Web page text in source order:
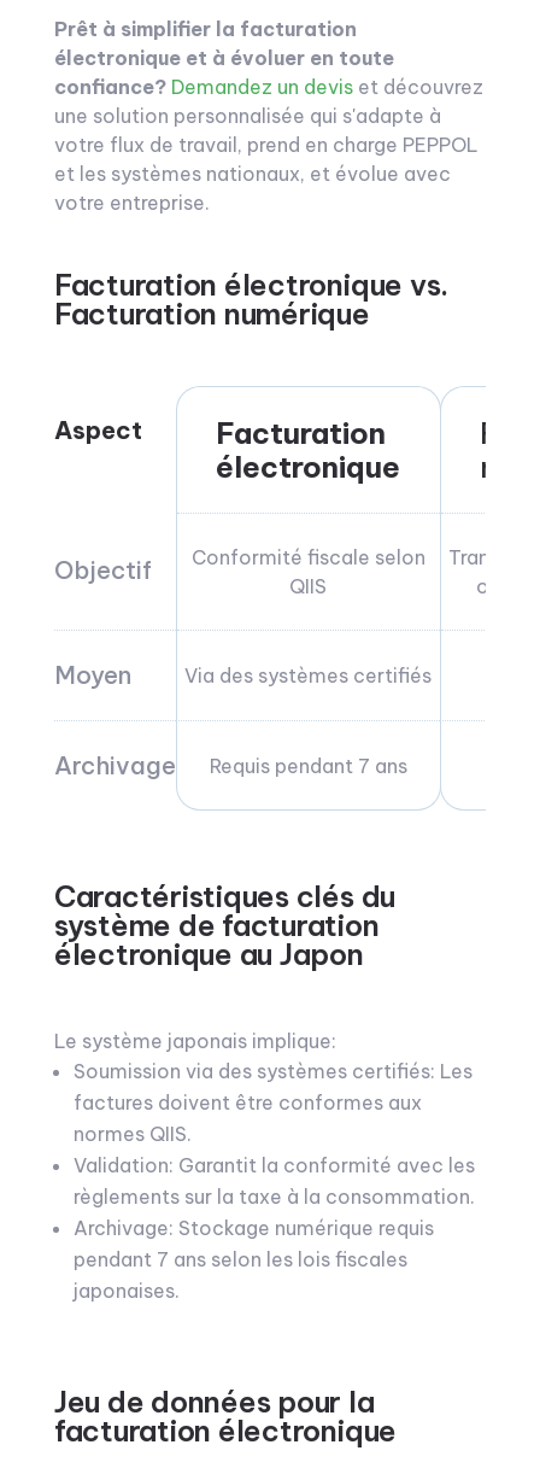
Prêt à simplifier la facturation
électronique et à évoluer en toute
confiance? Demandez un deviset découvrez
une solution personnalisée qui s'adapte à
votre flux de travail, prend en charge PEPPOL
et les systèmes nationaux, et évolue avec
votre entreprise.
Facturation électronique vs.
Facturation numérique
Aspect
Facturation
électronique
Objectif
Conformité fiscale selon
QIIS
ou
Moyen Via des systèmes certifiés
Archivage Requis pendant 7 ans
Caractéristiques clés du
système de facturation
électronique au Japon
Le système japonais implique:
Soumission via des systèmes certifiés: Les
factures doivent être conformes aux
normes QIIS.
Validation: Garantit la conformité avec les
règlements sur la taxe à la consommation.
Archivage: Stockage numérique requis
pendant 7 ans selon les lois fiscales
japonaises.
Jeu de données pour la
facturation électronique